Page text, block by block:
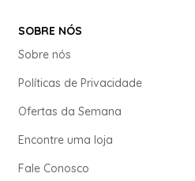
SOBRE NÓS
Sobre nós
Políticas de Privacidade
Ofertas da Semana
Encontre uma loja
Fale Conosco